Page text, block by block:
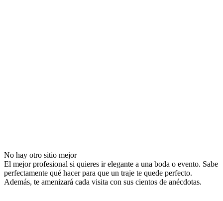
No hay otro sitio mejor
El mejor profesional si quieres ir elegante a una boda o evento. Sabe
perfectamente qué hacer para que un traje te quede perfecto.
Además, te amenizará cada visita con sus cientos de anécdotas.